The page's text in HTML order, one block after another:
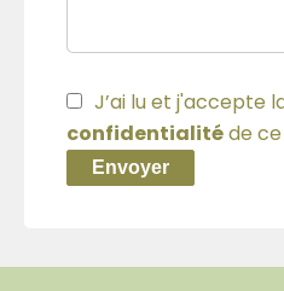
J’ai lu et j'accepte
confidentialitéde
Envoyer